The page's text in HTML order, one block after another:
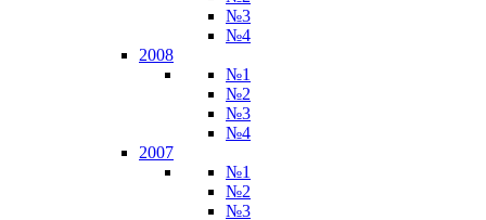
№3
№4
2008
№1
№2
№3
№4
2007
№1
№2
№3